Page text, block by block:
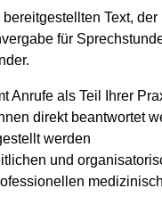
Text,
für
Anrufe als Teil Ihrer
direkt beantwortet
werden
und